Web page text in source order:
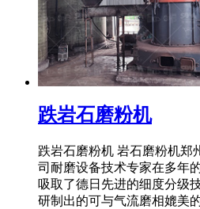
跌岩石磨粉机
跌岩石磨粉机 岩石磨粉机郑
司耐磨设备技术专家在多年
吸取了德日先进的细度分级
研制出的可与气流磨相媲美